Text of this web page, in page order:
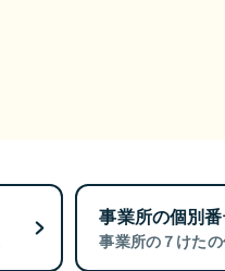
事業所の個別
事業所の７けた